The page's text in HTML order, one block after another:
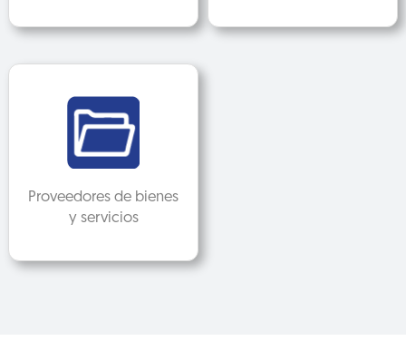
Proveedores de bienes
y servicios